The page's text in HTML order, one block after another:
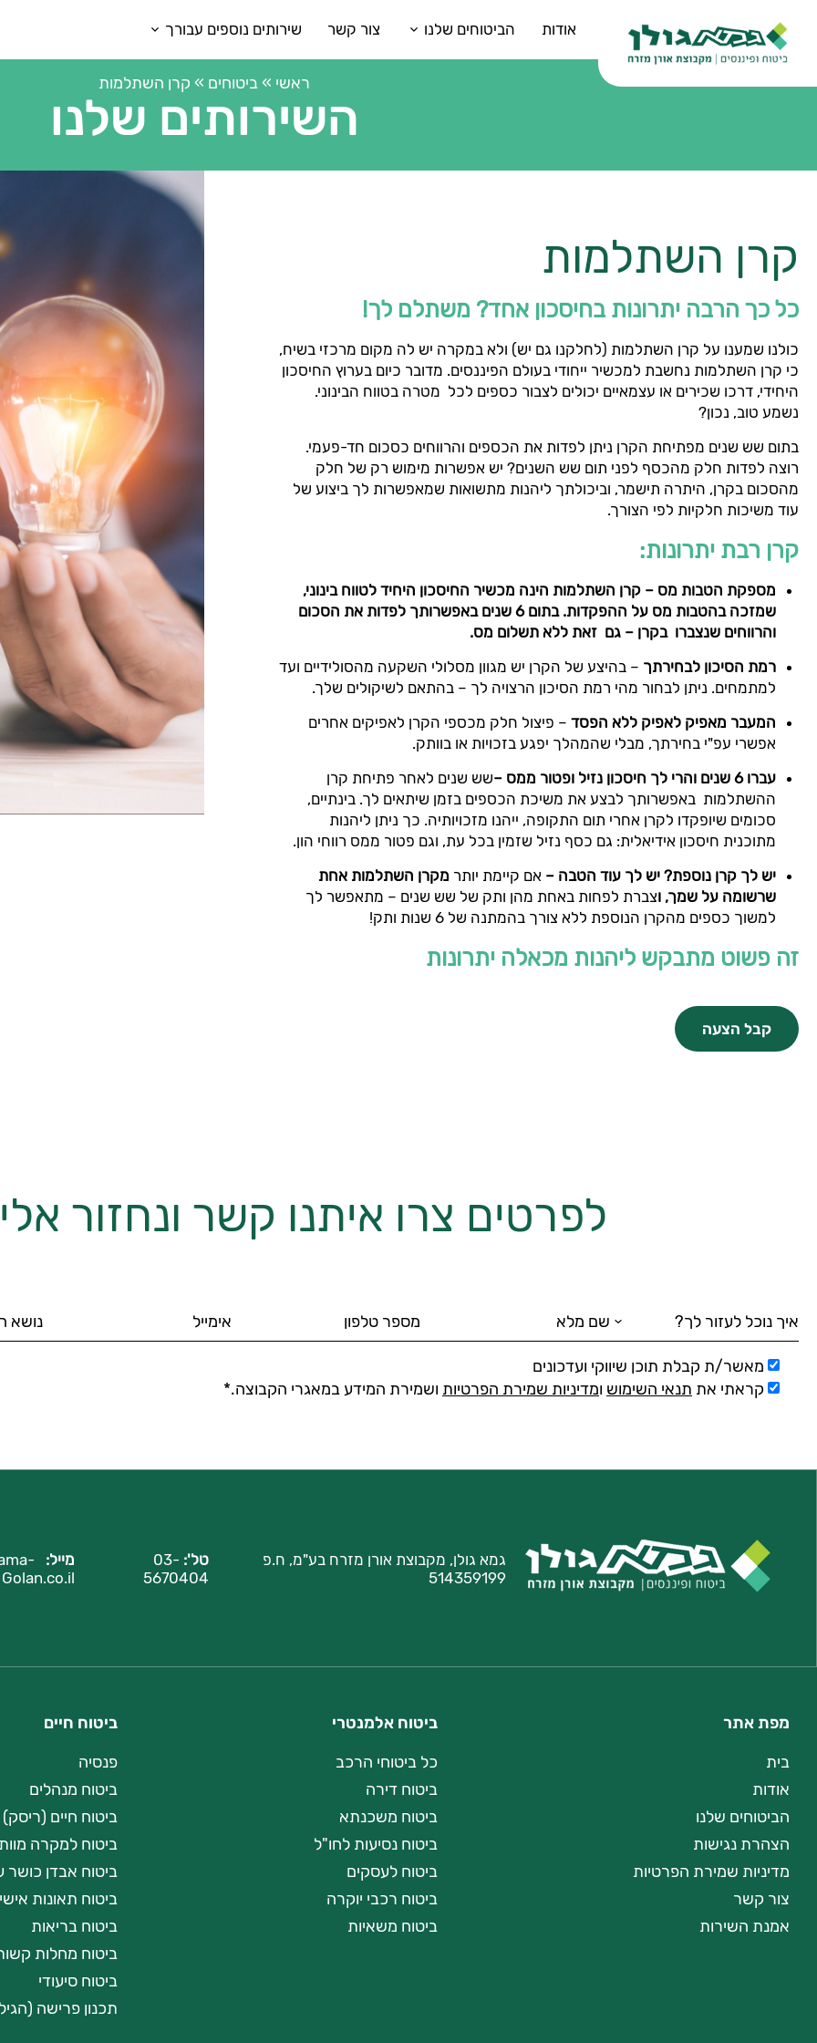
אודות הביטוחים שלנו צור קשר שירותים נוספים עבורך
ראשי »ביטוחים » קרן השתלמות
השירותים שלנו
קרן השתלמות
כל כך הרבה יתרונות בחיסכון אחד? משתלם לך!
כולנו שמענו על קרן השתלמות (לחלקנו גם יש) ולא במקרה יש לה מקום מרכזי בשיח,
כי קרן השתלמות נחשבת למכשיר ייחודי בעולם הפיננסים. מדובר כיום בערוץ החיסכון
היחידי, דרכו שכירים או עצמאיים יכולים לצבור כספים לכל מטרה בטווח הבינוני.
נשמע טוב, נכון?
בתום שש שנים מפתיחת הקרן ניתן לפדות את הכספים והרווחים כסכום חד-פעמי.
רוצה לפדות חלק מהכסף לפני תום שש השנים? יש אפשרות מימוש רק של חלק
מהסכום בקרן, היתרה תישמר, וביכולתך ליהנות מתשואות שמאפשרות לך ביצוע של
עוד משיכות חלקיות לפי הצורך.
קרן רבת יתרונות:
מספקת הטבות מס – קרן השתלמות הינה מכשיר החיסכון היחיד לטווח בינוני,
שמזכה בהטבות מס על ההפקדות. בתום 6 שנים באפשרותך לפדות את הסכום
והרווחים שנצברו בקרן – גם זאת ללא תשלום מס.
רמת הסיכון לבחירתך – בהיצע של הקרן יש מגוון מסלולי השקעה מהסולידיים ועד
למתמחים. ניתן לבחור מהי רמת הסיכון הרצויה לך – בהתאם לשיקולים שלך.
המעבר מאפיק לאפיק ללא הפסד – פיצול חלק מכספי הקרן לאפיקים אחרים
אפשרי עפ"י בחירתך, מבלי שהמהלך יפגע בזכויות או בוותק.
עברו 6 שנים והרי לך חיסכון נזיל ופטור ממס –
שש שנים לאחר פתיחת קרן
ההשתלמות באפשרותך לבצע את משיכת הכספים בזמן שיתאים לך. בינתיים,
סכומים שיופקדו לקרן אחרי תום התקופה, ייהנו מזכויותיה. כך ניתן ליהנות
מתוכנית חיסכון אידיאלית: גם כסף נזיל שזמין בכל עת, וגם פטור ממס רווחי הון.
יש לך קרן נוספת? יש לך עוד הטבה – אם קיימת יותר מקרן השתלמות אחת
שרשומה על שמך, וצברת לפחות באחת מהן ותק של שש שנים – מתאפשר לך
למשוך כספים מהקרן הנוספת ללא צורך בהמתנה של 6 שנות ותק!
זה פשוט מתבקש ליהנות מכאלה יתרונות
קבל הצעה
לפרטים צרו איתנו קשר ונחזור
מאשר/ת קבלת תוכן שיווקי ועדכונים
קראתי את תנאי השימוש ומדיניות שמירת הפרטיות ושמירת המידע במאגרי הקבוצה.*
גמא גולן, מקבוצת אורן מזרח בע"מ, ח.פ
514359199
טל': 03-
5670404
מייל:
Golan.co.il
מפת אתר
בית
אודות
הביטוחים שלנו
הצהרת נגישות
מדיניות שמירת הפרטיות
צור קשר
אמנת השירות
ביטוח אלמנטרי
כל ביטוחי הרכב
ביטוח דירה
ביטוח משכנתא
ביטוח נסיעות לחו"ל
ביטוח לעסקים
ביטוח רכבי יוקרה
ביטוח משאיות
ביטוח חיים
פנסיה
ביטוח מנהלים
ביטוח חיים (ריסק)
ביטוח למקרה
ביטוח אבדן כושר
ביטוח תאונות
ביטוח בריאות
ביטוח מחלות
ביטוח סיעודי
תכנון פרישה